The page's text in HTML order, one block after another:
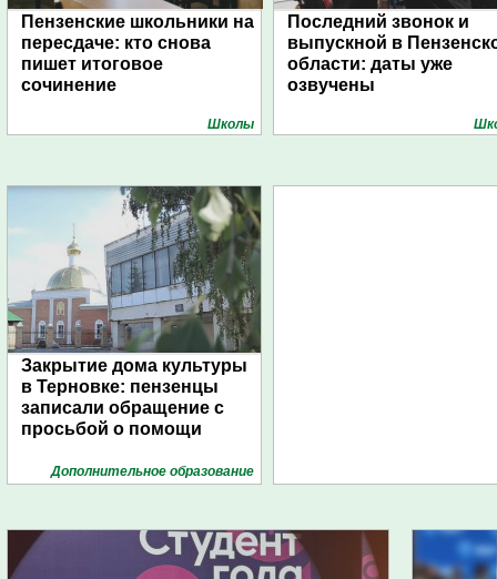
Пензенские школьники на
пересдаче: кто снова
пишет итоговое
сочинение
Школы
Последний звонок и
выпускной в
области: даты уже
озвучены
Закрытие дома культуры
в Терновке: пензенцы
записали обращение с
просьбой о помощи
Дополнительное образование